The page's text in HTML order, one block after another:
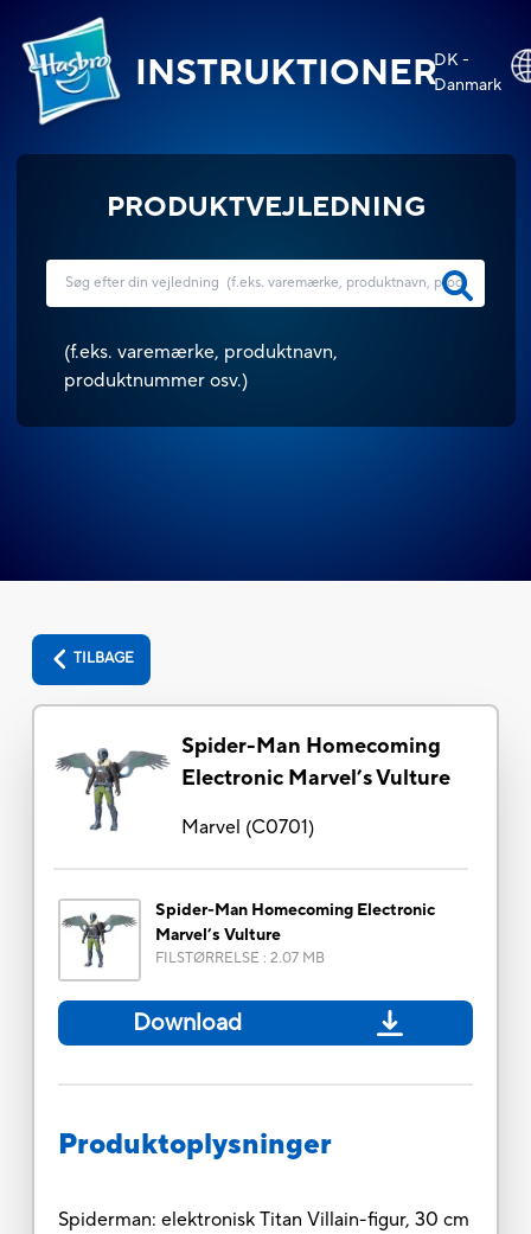
INSTRUKTIONERDK -
Danmark
PRODUKTVEJLEDNING
(f.eks. varemærke, produktnavn,
produktnummer osv.)
TILBAGE
Spider-Man Homecoming
Electronic Marvel’s Vulture
Marvel (C0701)
Spider-Man Homecoming Electronic
Marvel’s Vulture
FILSTØRRELSE : 2.07 MB
Download
Produktoplysninger
Spiderman: elektronisk Titan Villain-figur, 30 cm